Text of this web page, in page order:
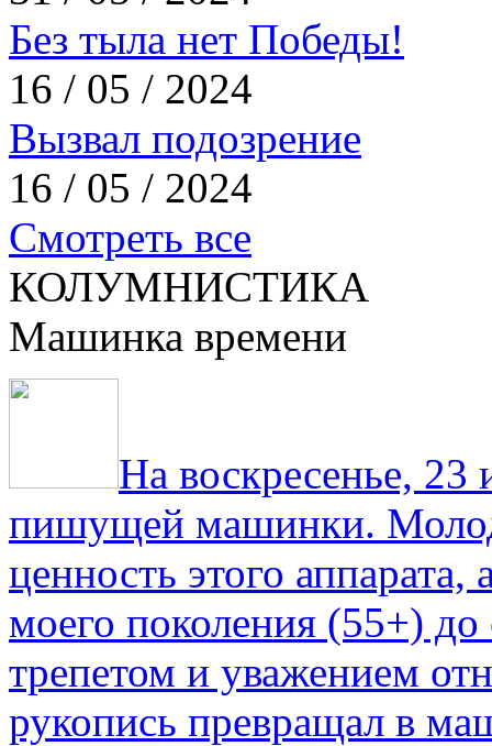
Без тыла нет Победы!
16 / 05 / 2024
Вызвал подозрение
16 / 05 / 2024
Смотреть все
КОЛУМНИСТИКА
Машинка времени
На воскресенье,
пишущей машинки.
ценность этого
моего поколения (55+) до
трепетом и уважением
рукопись превращал в